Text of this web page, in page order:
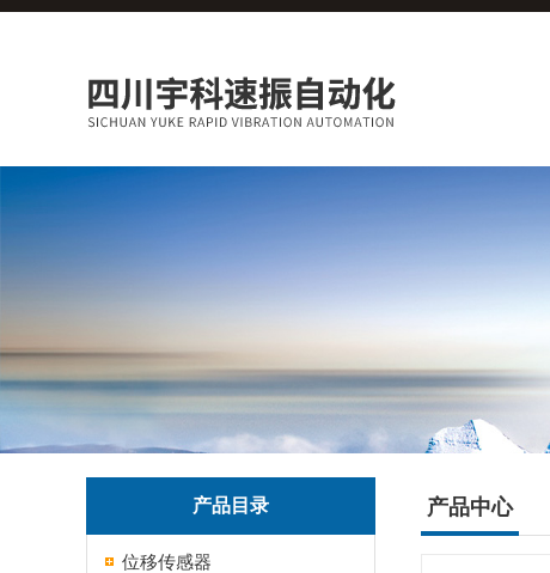
产品目录
位移传感器
产品中心